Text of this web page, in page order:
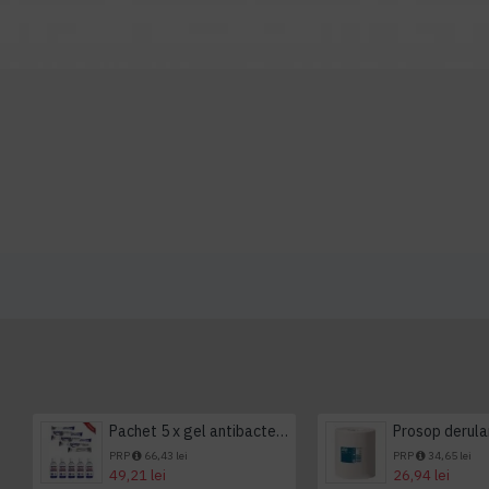
Pachet 5 x gel antibacterian 50ml si 3 x Servetele antibacteriene 48 buc Hygienium
PRP 66,43 lei
49,21 lei
PRP 34,65 lei
26,94 lei